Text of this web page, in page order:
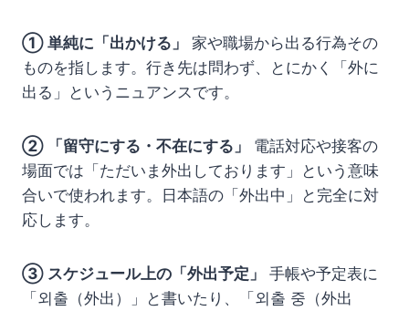
① 単純に「出かける」
家や職場から出る行為その
ものを指します。行き先は問わず、とにかく「外に
出る」というニュアンスです。
② 「留守にする・不在にする」
電話対応や接客の
場面では「ただいま外出しております」という意味
合いで使われます。日本語の「外出中」と完全に対
応します。
③ スケジュール上の「外出予定」
手帳や予定表に
「외출（外出）」と書いたり、「외출 중（外出